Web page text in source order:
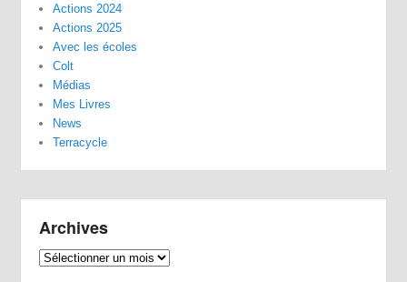
Actions 2024
Actions 2025
Avec les écoles
Colt
Médias
Mes Livres
News
Terracycle
Archives
Archives